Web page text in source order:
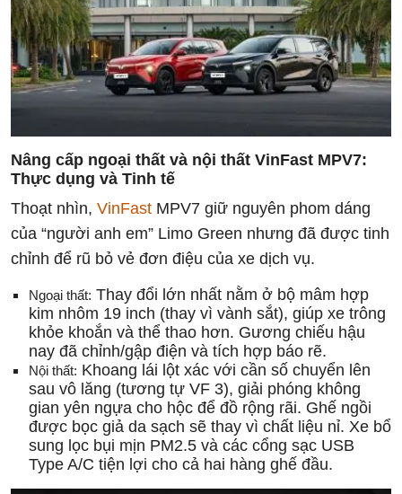
Nâng cấp ngoại thất và nội thất VinFast MPV7:
Thực dụng và Tinh tế
Thoạt nhìn, VinFast MPV7 giữ nguyên phom dáng
của “người anh em” Limo Green nhưng đã được tinh
chỉnh để rũ bỏ vẻ đơn điệu của xe dịch vụ.
Ngoại thất: Thay đổi lớn nhất nằm ở bộ mâm hợp
kim nhôm 19 inch (thay vì vành sắt), giúp xe trông
khỏe khoắn và thể thao hơn. Gương chiếu hậu
nay đã chỉnh/gập điện và tích hợp báo rẽ.
Nội thất: Khoang lái lột xác với cần số chuyển lên
sau vô lăng (tương tự VF 3), giải phóng không
gian yên ngựa cho hộc để đồ rộng rãi. Ghế ngồi
được bọc giả da sạch sẽ thay vì chất liệu nỉ. Xe bổ
sung lọc bụi mịn PM2.5 và các cổng sạc USB
Type A/C tiện lợi cho cả hai hàng ghế đầu.